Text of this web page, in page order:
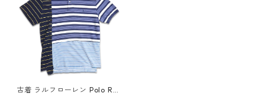
古着 ラルフローレン Polo Ral